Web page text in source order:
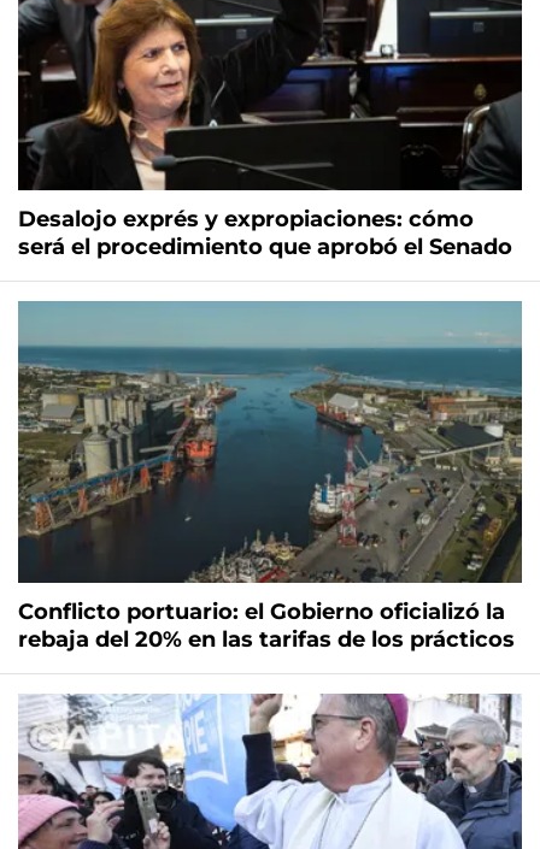
Desalojo exprés y expropiaciones: cómo
será el procedimiento que aprobó el Senado
Conflicto portuario: el Gobierno oficializó la
rebaja del 20% en las tarifas de los prácticos